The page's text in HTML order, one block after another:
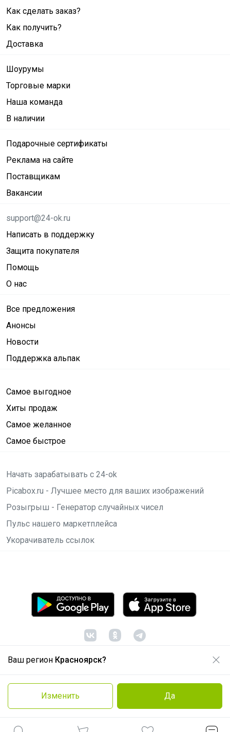
Ваш регион Красноярск?
Изменить Да
Как сделать заказ?
Как получить?
Доставка
Шоурумы
Торговые марки
Наша команда
В наличии
Подарочные сертификаты
Реклама на сайте
Поставщикам
Вакансии
support@24-ok.ru
Написать в поддержку
Защита покупателя
Помощь
О нас
Все предложения
Анонсы
Новости
Поддержка альпак
Самое выгодное
Хиты продаж
Самое желанное
Самое быстрое
Начать зарабатывать с 24-ok
Picabox.ru - Лучшее место для ваших изображений
Розыгрыш - Генератор случайных чисел
Пульс нашего маркетплейса
Укорачиватель ссылок
© ООО "Лявита", ОГРН 1122468054070, 2012 -2026
Политика конфиденциальности
Cоглашение пользователя